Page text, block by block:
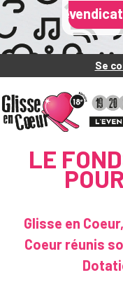
revendication
Se
LE
Glisse en
Coeur réunis